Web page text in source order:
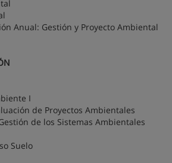
Anual: Gestión y Proyecto Ambiental
I
de Proyectos Ambientales
de los Sistemas Ambientales
Suelo